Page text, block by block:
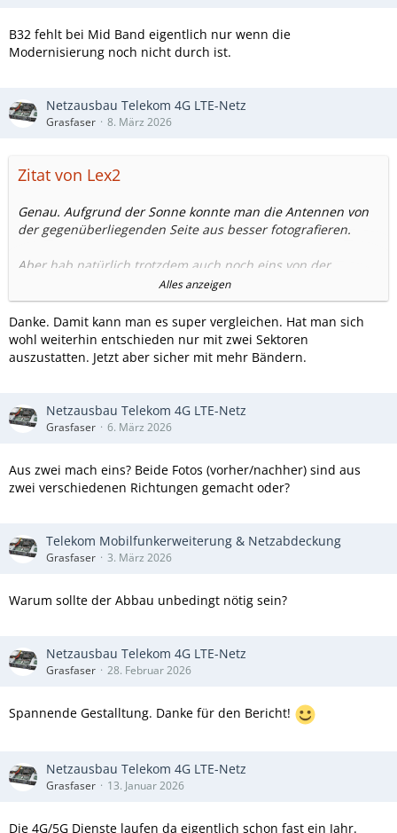
B32 fehlt bei Mid Band eigentlich nur wenn die
Modernisierung noch nicht durch ist.
Netzausbau Telekom 4G LTE-Netz
Grasfaser 8. März 2026
Zitat von Lex2
Genau. Aufgrund der Sonne konnte man die Antennen von
der gegenüberliegenden Seite aus besser fotografieren.
Aber hab natürlich trotzdem auch noch eins von der
gleichen Stelle aus gemacht
Neu vs alt
Alles anzeigen
Danke. Damit kann man es super vergleichen. Hat man sich
wohl weiterhin entschieden nur mit zwei Sektoren
auszustatten. Jetzt aber sicher mit mehr Bändern.
Netzausbau Telekom 4G LTE-Netz
Grasfaser 6. März 2026
Aus zwei mach eins? Beide Fotos (vorher/nachher) sind aus
zwei verschiedenen Richtungen gemacht oder?
Telekom Mobilfunkerweiterung & Netzabdeckung
Grasfaser 3. März 2026
Warum sollte der Abbau unbedingt nötig sein?
Netzausbau Telekom 4G LTE-Netz
Grasfaser 28. Februar 2026
Spannende Gestalltung. Danke für den Bericht!
Netzausbau Telekom 4G LTE-Netz
Grasfaser 13. Januar 2026
Die 4G/5G Dienste laufen da eigentlich schon fast ein Jahr.